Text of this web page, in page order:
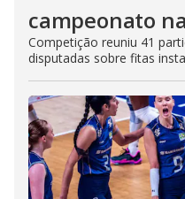
campeonato
Competição reuniu 41
disputadas sobre fitas